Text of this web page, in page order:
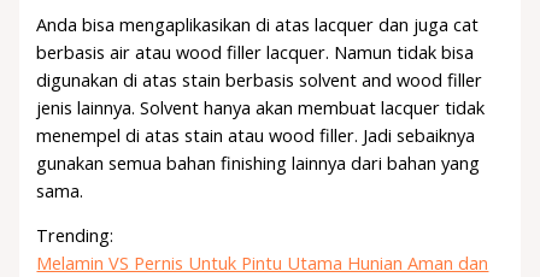
Anda bisa mengaplikasikan di atas lacquer dan juga cat
berbasis air atau wood filler lacquer. Namun tidak bisa
digunakan di atas stain berbasis solvent and wood filler
jenis lainnya. Solvent hanya akan membuat lacquer tidak
menempel di atas stain atau wood filler. Jadi sebaiknya
gunakan semua bahan finishing lainnya dari bahan yang
sama.
Trending:
Melamin VS Pernis Untuk Pintu Utama Hunian Aman dan